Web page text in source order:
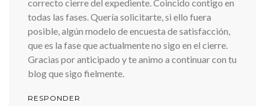
correcto cierre del expediente. Coincido contigo en
todas las fases. Quería solicitarte, si ello fuera
posible, algún modelo de encuesta de satisfacción,
que es la fase que actualmente no sigo en el cierre.
Gracias por anticipado y te animo a continuar con tu
blog que sigo fielmente.
RESPONDER